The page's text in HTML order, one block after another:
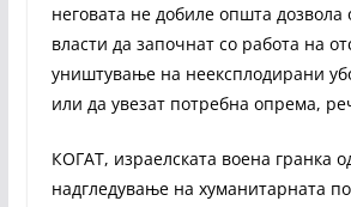
неговата не добиле општа дозвола
власти да започнат со работа на
уништување на неексплодирани
или да увезат потребна опрема,
КОГАТ, израелската воена гранка
надгледување на хуманитарната